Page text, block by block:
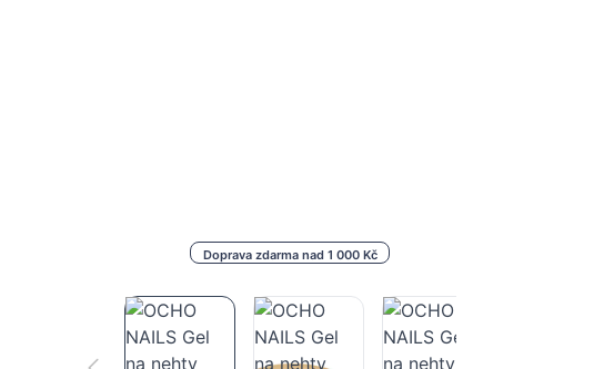
Doprava zdarma nad 1 000 Kč